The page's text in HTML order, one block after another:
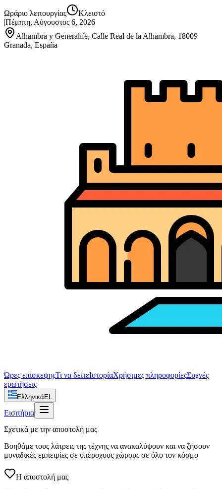
Ωράριο λειτουργίας
Κλειστό
|Πέμπτη, Αύγουστος 6, 2026
Alhambra y Generalife, Calle Real de la Alhambra, 18009
Granada, España
Ώρες επίσκεψηςΤι να δείτεΙστορίαΧρήσιμες πληροφορίεςΣυχνές
ερωτήσεις
Ελληνικά EL
Εισιτήρια
Σχετικά με την αποστολή μας
Βοηθάμε τους λάτρεις της τέχνης να ανακαλύψουν και να ζήσουν
μοναδικές εμπειρίες σε υπέροχους χώρους σε όλο τον κόσμο
Η αποστολή μας